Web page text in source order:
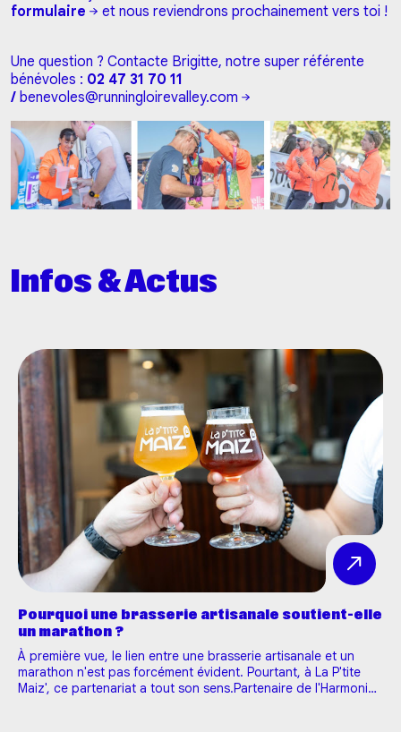
formulaire
et nous reviendrons prochainement vers toi !
Une question ? Contacte Brigitte, notre super référente
bénévoles : 02 47 31 70 11
/ benevoles@runningloirevalley.com
Infos & Actus
Pourquoi une brasserie artisanale soutient-elle
un marathon ?
À première vue, le lien entre une brasserie artisanale et un
marathon n'est pas forcément évident. Pourtant, à La P'tite
Maiz', ce partenariat a tout son sens.Partenaire de l'Harmonie